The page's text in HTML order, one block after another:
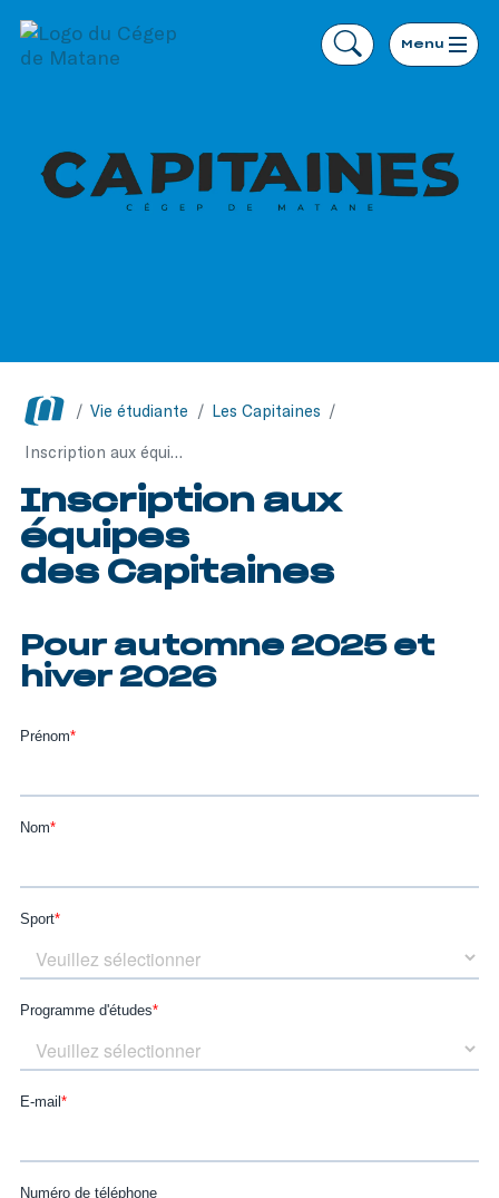
Menu
/ Vie étudiante / Les Capitaines /
Inscription aux équipes des Capitaines
Inscription aux
équipes
des Capitaines
Pour automne 2025 et
hiver 2026